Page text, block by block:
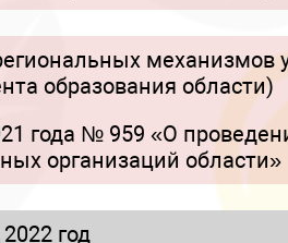
механизмов
образования области)
года № 959 «О
организаций области»
год